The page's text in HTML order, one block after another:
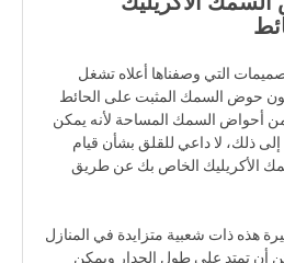
التي وصفناها أعلاه تشغل
حوض السمك المثبت على الحائط
من أحواض السمك المساحة لأنه يمكن
ذلك، لا داعي للقلق بشأن قيام
الخاص بك عن طريق
هذه ذات شعبية متزايدة في المنازل
أن تمتد على طول الجدار ويمكن